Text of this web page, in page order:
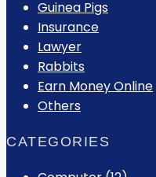
Guinea Pigs
Insurance
Lawyer
Rabbits
Earn Money Online
Others
CATEGORIES